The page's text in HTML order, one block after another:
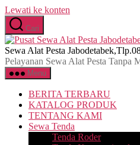
Lewati ke konten
Cari
Sewa Alat Pesta
Pelayanan Sewa Alat Pesta Tanpa
Menu
BERITA TERBARU
KATALOG PRODUK
TENTANG KAMI
Sewa Tenda
Tenda Roder